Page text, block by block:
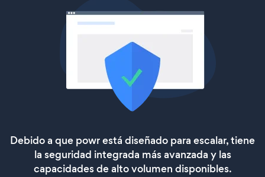
Debido a que powr está diseñado para escalar, tiene
la seguridad integrada más avanzada y las
capacidades de alto volumen disponibles.